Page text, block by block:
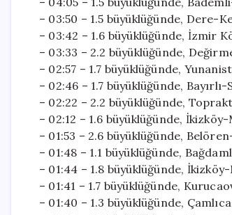
– 03:50 – 1.5 büyüklüğünde, Dere-
– 03:42 – 1.6 büyüklüğünde, İzmir
– 03:33 – 2.2 büyüklüğünde,
– 02:57 – 1.7 büyüklüğünde,
– 02:46 – 1.7 büyüklüğünde, Bayırlı-
– 02:22 – 2.2 büyüklüğünde,
– 02:12 – 1.6 büyüklüğünde,
– 01:53 – 2.6 büyüklüğünde,
– 01:48 – 1.1 büyüklüğünde,
– 01:44 – 1.8 büyüklüğünde,
– 01:41 – 1.7 büyüklüğünde,
– 01:40 – 1.3 büyüklüğünde,